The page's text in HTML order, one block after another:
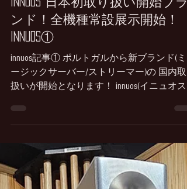
INNUOS 日本初取り扱い開始ブラ
ンド！全機種常設展示開始！
innuos①
innuos記事① ポルトガルから新ブランド(ミ
ージックサーバー/ストリーマー)の 国内取
扱いが開始となります！ innuos(イニュオス)
れました！詳細記事はこちら innuos③
STREAM1/LPS1のレビュー記事はこちら
innuos④ STREAM3のレビュー記事はこちら